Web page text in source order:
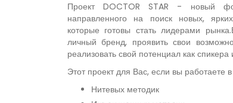
Проект DOCTOR STAR - новый
направленного на поиск новых,
которые готовы стать лидерами
личный бренд, проявить свои
реализовать свой потенциал как спикера
Этот проект для Вас, если вы работаете
Нитевых методик